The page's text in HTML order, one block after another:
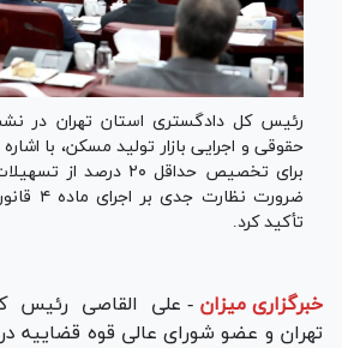
رئیس کل دادگستری استان تهران در
حقوقی و اجرایی بازار تولید مسکن، با اشاره
برای تخصیص حداقل ۲۰
ضرورت
تأکید کرد.
خبرگزاری میزان - علی القاصی رئیس
تهران و عضو شورای عالی قوه قضاییه